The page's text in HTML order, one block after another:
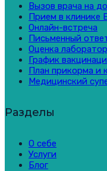
Вызов врача на
Прием в клинике
Онлайн-встреча
Письменный
Оценка
График
План прикорма и
Медицинский
Разделы
О себе
Услуги
Блог